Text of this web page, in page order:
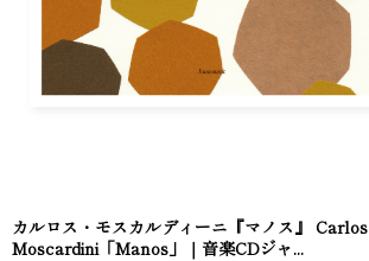
カルロス・モスカルディーニ『マノス』 Carlos
Moscardini「Manos」｜音楽CDジャ...